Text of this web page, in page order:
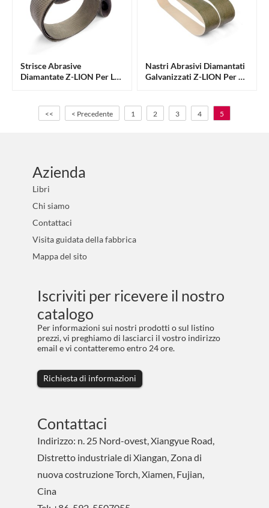
Strisce Abrasive
Diamantate Z-LION Per La
Nastri Abrasivi Diamantati
Galvanizzati Z-LION Per La
<< < Precedente 1 2 3 4 5
Azienda
Libri
Chi siamo
Contattaci
Visita guidata della fabbrica
Mappa del sito
Iscriviti per ricevere il nostro
catalogo
Per informazioni sui nostri prodotti o sul listino
prezzi, vi preghiamo di lasciarci il vostro indirizzo
email e vi contatteremo entro 24 ore.
Richiesta di informazioni
Contattaci
Indirizzo: n. 25 Nord-ovest, Xiangyue Road,
Distretto industriale di Xiangan, Zona di
nuova costruzione Torch, Xiamen, Fujian,
Cina